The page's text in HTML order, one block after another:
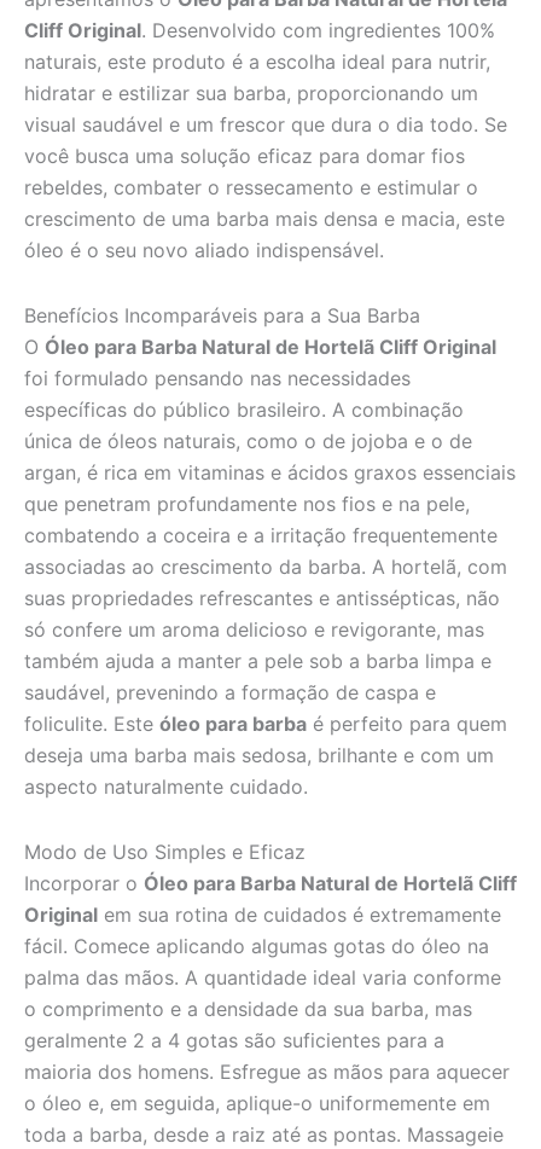
Cliff Original. Desenvolvido com ingredientes 100%
naturais, este produto é a escolha ideal para nutrir,
hidratar e estilizar sua barba, proporcionando um
visual saudável e um frescor que dura o dia todo. Se
você busca uma solução eficaz para domar fios
rebeldes, combater o ressecamento e estimular o
crescimento de uma barba mais densa e macia, este
óleo é o seu novo aliado indispensável.
Benefícios Incomparáveis para a Sua Barba
O Óleo para Barba Natural de Hortelã Cliff Original
foi formulado pensando nas necessidades
específicas do público brasileiro. A combinação
única de óleos naturais, como o de jojoba e o de
argan, é rica em vitaminas e ácidos graxos essenciais
que penetram profundamente nos fios e na pele,
combatendo a coceira e a irritação frequentemente
associadas ao crescimento da barba. A hortelã, com
suas propriedades refrescantes e antissépticas, não
só confere um aroma delicioso e revigorante, mas
também ajuda a manter a pele sob a barba limpa e
saudável, prevenindo a formação de caspa e
foliculite. Este óleo para barba é perfeito para quem
deseja uma barba mais sedosa, brilhante e com um
aspecto naturalmente cuidado.
Modo de Uso Simples e Eficaz
Incorporar o Óleo para Barba Natural de Hortelã Cliff
Original em sua rotina de cuidados é extremamente
fácil. Comece aplicando algumas gotas do óleo na
palma das mãos. A quantidade ideal varia conforme
o comprimento e a densidade da sua barba, mas
geralmente 2 a 4 gotas são suficientes para a
maioria dos homens. Esfregue as mãos para aquecer
o óleo e, em seguida, aplique-o uniformemente em
toda a barba, desde a raiz até as pontas. Massageie